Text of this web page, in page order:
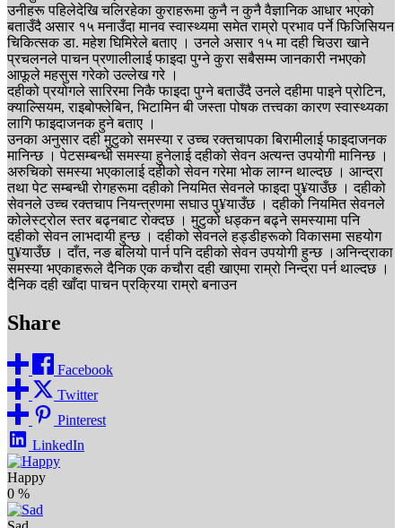
उनीहरू पहिलेदेखि चलिरहेका कुराहरूमा कुनै न कुनै वैज्ञानिक आधार भएको
बताउँदै असार १५ मनाउँदा मानव स्वास्थ्यमा समेत राम्रो प्रभाव पर्ने फिजिसियन
चिकित्सक डा. महेश घिमिरेले बताए । उनले असार १५ मा दही चिउरा खाने
प्रचलनले पाचन प्रणालीलाई फाइदा पुग्ने कुरा सबैसम्म जानकारी नभएको
आफूले महसुस गरेको उल्लेख गरे ।
दहीको प्रयोगले सारिरमा निकै फाइदा पुग्ने बताउँदै उनले दहीमा पाइने प्रोटिन,
क्याल्सियम, राइबोफ्लेबिन, भिटामिन बी जस्ता पोषक तत्त्वका कारण स्वास्थ्यका
लागि फाइदाजनक हुने बताए ।
उनका अनुसार दही मुटुको समस्या र उच्च रक्तचापका बिरामीलाई फाइदाजनक
मानिन्छ । पेटसम्बन्धी समस्या हुनेलाई दहीको सेवन अत्यन्त उपयोगी मानिन्छ ।
अरुचिको समस्या भएकालाई दहीको सेवन गरेमा भोक लाग्न थाल्दछ । आन्द्रा
तथा पेट सम्बन्धी रोगहरूमा दहीको नियमित सेवनले फाइदा पु¥याउँछ । दहीको
सेवनले उच्च रक्तचाप नियन्त्रणमा सघाउ पु¥याउँछ । दहीको नियमित सेवनले
कोलेस्ट्रोल स्तर बढ्नबाट रोक्दछ । मुटुको धड्कन बढ्ने समस्यामा पनि
दहीको सेवन लाभदायी हुन्छ । दहीको सेवनले हड्डीहरूको विकासमा सहयोग
पु¥याउँछ । दाँत, नङ बलियो पार्न पनि दहीको सेवन उपयोगी हुन्छ ।अनिन्द्राका
समस्या भएकाहरूले दैनिक एक कचौरा दही खाएमा राम्रो निन्द्रा पर्न थाल्दछ ।
दैनिक दही खाँदा पाचन प्रक्रिया राम्रो बनाउन
Share
Facebook
Twitter
Pinterest
LinkedIn
Happy
0 %